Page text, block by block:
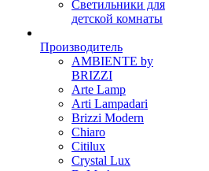
Светильники для
детской комнаты
Производитель
AMBIENTE by
BRIZZI
Arte Lamp
Arti Lampadari
Brizzi Modern
Chiaro
Citilux
Crystal Lux